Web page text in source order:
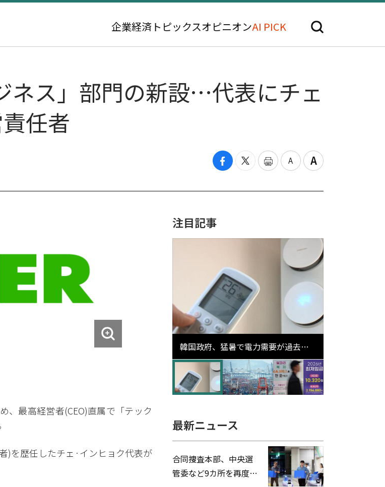
企業経済 トピックスオピニオンAI PICK
ネス」部門の新設…代表にチェ
任者
、最高経営者(CEO)直属で「テック
)を歴任したチェ·インヒョク代表が
注目記事
韓国政府、猛暑で電力需要が過去最
高更新の可能性に需給対応体制を点
検
最新ニュース
合同捜査本部、中央選
管委など9カ所を再度家